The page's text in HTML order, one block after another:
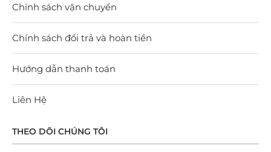
Chính sách vận chuyển
Chính sách đổi trả và hoàn tiền
Hướng dẫn thanh toán
Liên Hệ
THEO DÕI CHÚNG TÔI